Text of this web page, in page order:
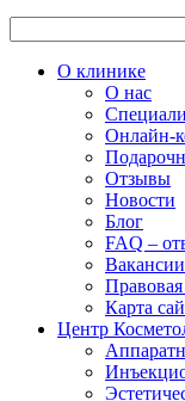
О клинике
О нас
Онлайн-
Отзывы
Новости
Блог
FAQ –
Вакансии
Карта
Центр